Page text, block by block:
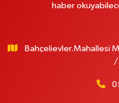
haber
Bahçelievler.Mahallesi
/